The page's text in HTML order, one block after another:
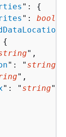
": {
":
{
",
": " string
",
": " string"